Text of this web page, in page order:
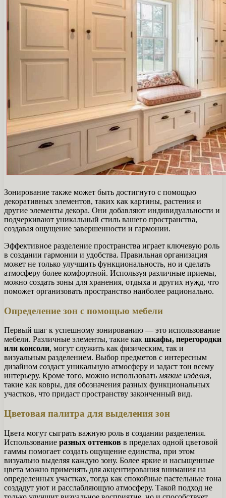
Зонирование также может быть достигнуто с помощью
декоративных элементов, таких как картины, растения и
другие элементы декора. Они добавляют индивидуальности и
подчеркивают уникальный стиль вашего пространства,
создавая ощущение завершенности и гармонии.
Эффективное разделение пространства играет ключевую роль
в создании гармонии и удобства. Правильная организация
может не только улучшить функциональность, но и сделать
атмосферу более комфортной. Используя различные приемы,
можно создать зоны для хранения, отдыха и других нужд, что
поможет организовать пространство наиболее рационально.
Определение зон с помощью мебели
Первый шаг к успешному зонированию — это использование
мебели. Различные элементы, такие как шкафы, перегородки
или консоли, могут служить как физическим, так и
визуальным разделением. Выбор предметов с интересным
дизайном создаст уникальную атмосферу и задаст тон всему
интерьеру. Кроме того, можно использовать мягкие изделия,
такие как ковры, для обозначения разных функциональных
участков, что придаст пространству законченный вид.
Цветовая палитра для выделения зон
Цвета могут сыграть важную роль в создании разделения.
Использование разных оттенков в пределах одной цветовой
гаммы помогает создать ощущение единства, при этом
визуально выделяя каждую зону. Более яркие и насыщенные
цвета можно применять для акцентирования внимания на
определенных участках, тогда как спокойные пастельные тона
создадут уют и расслабляющую атмосферу. Такой подход не